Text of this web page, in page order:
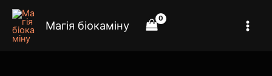
Перейти
вмісту
Магія біокаміну